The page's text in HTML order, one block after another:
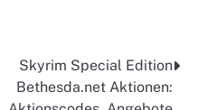
Skyrim Special Edition
Bethesda.net Aktionen: